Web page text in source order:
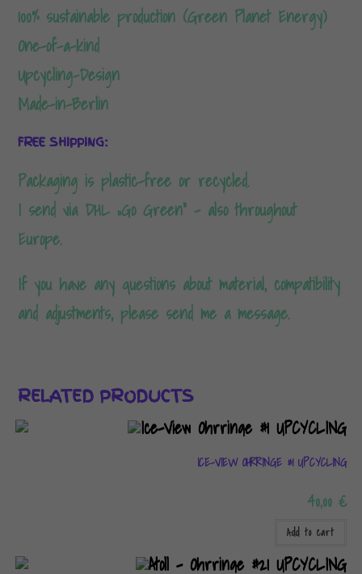
100% sustainable production (Green Planet Energy)
One-of-a-kind
Upcycling-Design
Made-in-Berlin
FREE SHIPPING:
Packaging is plastic-free or recycled.
I send via DHL „Go Green“ – also throughout
Europe.
If you have any questions about material, compatibility
and adjustments, please send me a message.
RELATED PRODUCTS
ICE-VIEW OHRRINGE #1 UPCYCLING
40,00€
Add to cart